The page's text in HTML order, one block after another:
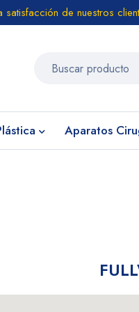
satisfacción de nuestros
Aparatos